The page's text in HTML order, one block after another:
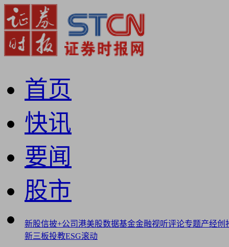
首页
快讯
要闻
股市
新股信披+公司港美股数据基金金融视听评论专题产经创
新三板投教ESG滚动